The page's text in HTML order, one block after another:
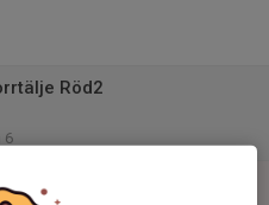
Röd2
6
FK P12S 1